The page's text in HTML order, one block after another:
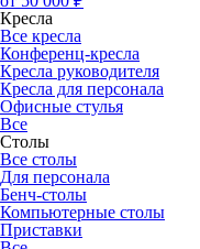
Кресла
Все кресла
Конференц-кресла
Кресла руководителя
Кресла для персонала
Офисные стулья
Все
Столы
Все столы
Для персонала
Бенч-столы
Компьютерные столы
Приставки